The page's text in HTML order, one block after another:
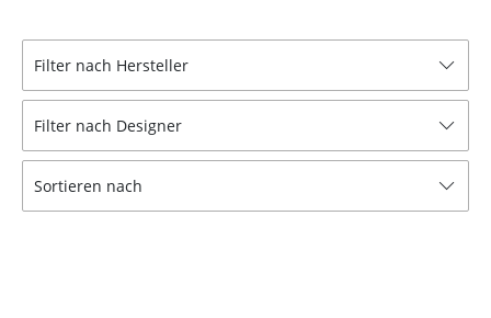
Bänke & Liegen
Sitzsäcke
Gartenstühle
Filter nach Hersteller
Filter nach Designer
Sortieren nach